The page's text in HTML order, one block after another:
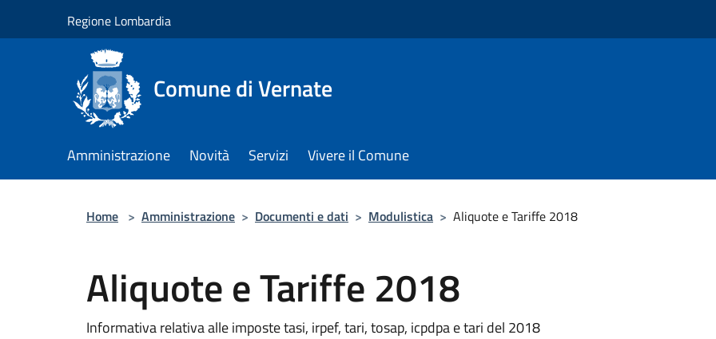
Regione Lombardia
Comune di Vernate
Amministrazione Novità Servizi Vivere il Comune
Home > Amministrazione > Documenti e dati > Modulistica > Aliquote e Tariffe 2018
Aliquote e Tariffe 2018
Informativa relativa alle imposte tasi, irpef, tari, tosap, icpdpa e tari del 2018